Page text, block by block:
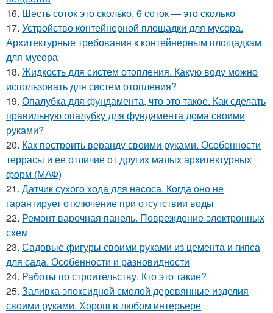
16. Шесть соток это сколько. 6 соток — это сколько
17. Устройство контейнерной площадки для мусора.
Архитектурные требования к контейнерным площадкам
для мусора
18. Жидкость для систем отопления. Какую воду можно
использовать для систем отопления?
19. Опалубка для фундамента, что это такое. Как сделать
правильную опалубку для фундамента дома своими
руками?
20. Как построить веранду своими руками. Особенности
террасы и ее отличие от других малых архитектурных
форм (МАФ)
21. Датчик сухого хода для насоса. Когда оно не
гарантирует отключение при отсутствии воды
22. Ремонт варочная панель. Повреждение электронных
схем
23. Садовые фигуры своими руками из цемента и гипса
для сада. Особенности и разновидности
24. Работы по строительству. Кто это такие?
25. Заливка эпоксидной смолой деревянные изделия
своими руками. Хорош в любом интерьере